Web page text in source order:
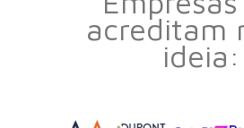
acreditam
ideia: